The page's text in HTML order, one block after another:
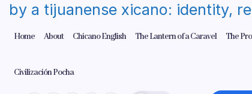
by a tijuanense xicano: identity,
Home About Chicano English The Lantern of a Caravel The
Civilización Pocha